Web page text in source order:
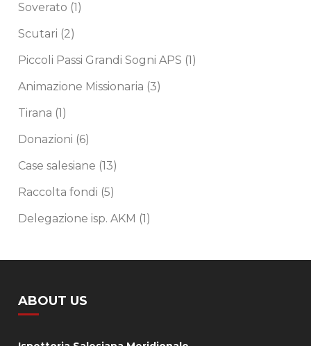
Soverato (1)
Scutari (2)
Piccoli Passi Grandi Sogni APS (1)
Animazione Missionaria (3)
Tirana (1)
Donazioni (6)
Case salesiane (13)
Raccolta fondi (5)
Delegazione isp. AKM (1)
ABOUT US